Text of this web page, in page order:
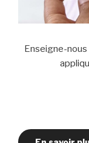
Enseigne-nous